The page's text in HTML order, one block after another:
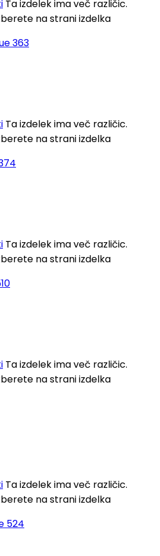
Ta izdelek ima več različic.
na strani izdelka
Ta izdelek ima več različic.
na strani izdelka
Ta izdelek ima več različic.
na strani izdelka
Ta izdelek ima več različic.
na strani izdelka
Ta izdelek ima več različic.
na strani izdelka